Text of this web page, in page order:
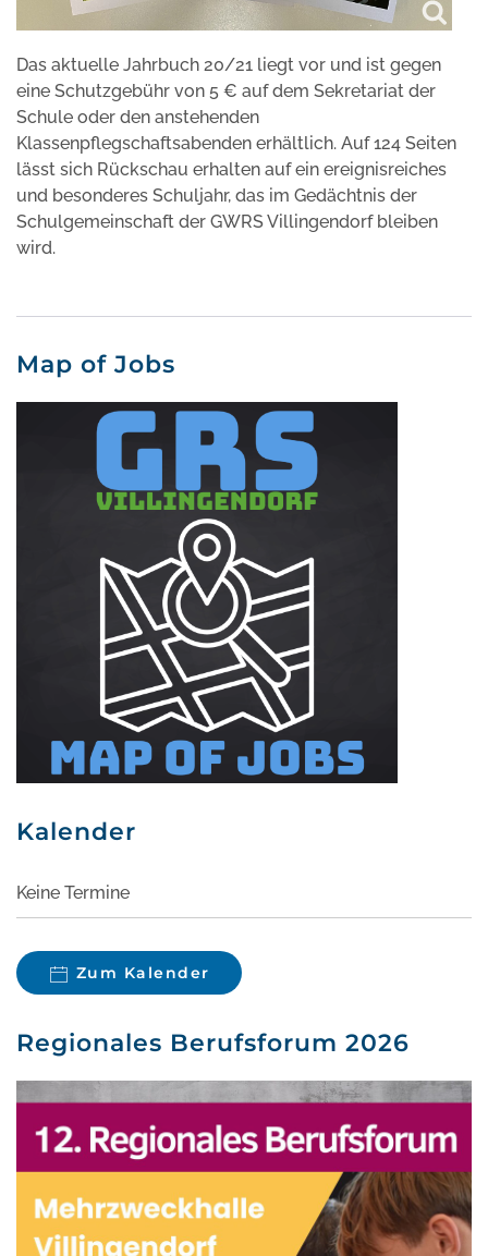
Das aktuelle Jahrbuch 20/21 liegt vor und ist gegen
eine Schutzgebühr von 5 € auf dem Sekretariat der
Schule oder den anstehenden
Klassenpflegschaftsabenden erhältlich. Auf 124 Seiten
lässt sich Rückschau erhalten auf ein ereignisreiches
und besonderes Schuljahr, das im Gedächtnis der
Schulgemeinschaft der GWRS Villingendorf bleiben
wird.
Map of Jobs
Kalender
Keine Termine
Zum Kalender
Regionales Berufsforum 2026